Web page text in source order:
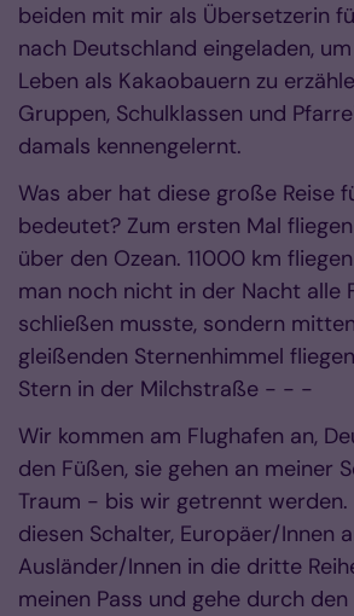
beiden mit mir als Übersetzerin
nach Deutschland eingeladen,
Leben als Kakaobauern zu
Gruppen, Schulklassen und
damals kennengelernt.
Was aber hat diese große Reise
bedeutet? Zum ersten Mal
über den Ozean. 11000 km
man noch nicht in der Nacht alle
schließen musste, sondern
gleißenden Sternenhimmel
Stern in der Milchstraße - - -
Wir kommen am Flughafen an,
den Füßen, sie gehen an meiner
Traum - bis wir getrennt werden.
diesen Schalter, Europäer/Innen
Ausländer/Innen in die dritte
meinen Pass und gehe durch